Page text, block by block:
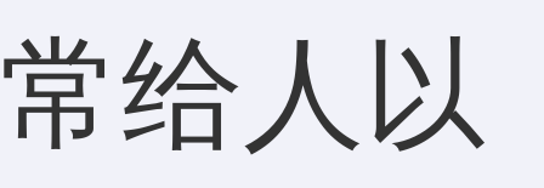
常给人以